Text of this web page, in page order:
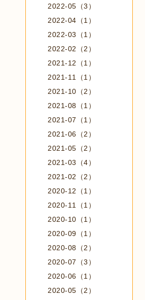
2022-05（3）
2022-04（1）
2022-03（1）
2022-02（2）
2021-12（1）
2021-11（1）
2021-10（2）
2021-08（1）
2021-07（1）
2021-06（2）
2021-05（2）
2021-03（4）
2021-02（2）
2020-12（1）
2020-11（1）
2020-10（1）
2020-09（1）
2020-08（2）
2020-07（3）
2020-06（1）
2020-05（2）